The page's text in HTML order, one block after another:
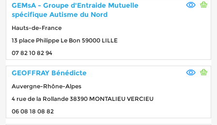
GEMsA - Groupe d'Entraide Mutuelle
spécifique Autisme du Nord
Hauts-de-France
13 place Philippe Le Bon 59000 LILLE
07 82 10 82 94
GEOFFRAY Bénédicte
Auvergne-Rhône-Alpes
4 rue de la Rollande 38390 MONTALIEU VERCIEU
06 08 18 08 82